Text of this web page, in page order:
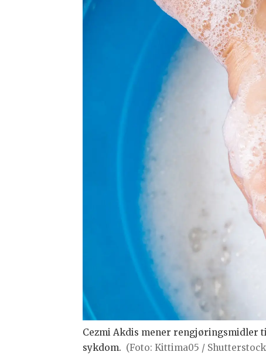
Cezmi Akdis mener rengjøringsmidler
sykdom. (Foto: Kittima05 /